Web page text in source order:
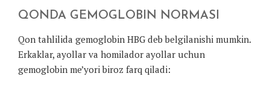
QONDA GEMOGLOBIN NORMASI
Qon tahlilida gemoglobin HBG deb belgilanishi mumkin.
Erkaklar, ayollar va homilador ayollar uchun
gemoglobin me’yori biroz farq qiladi: